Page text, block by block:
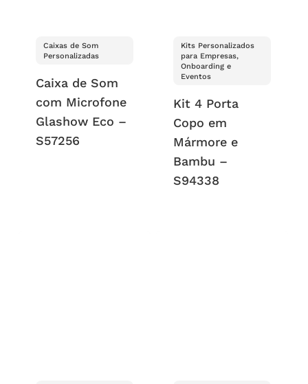
Caixas de Som
Personalizadas
Caixa de Som
com Microfone
Glashow Eco –
S57256
Kits Personalizados
para Empresas,
Onboarding e
Eventos
Kit 4 Porta
Copo em
Mármore e
Bambu –
S94338